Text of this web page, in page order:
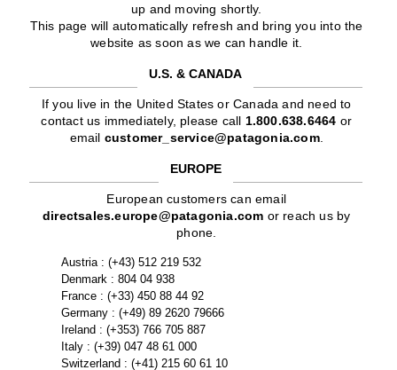
up and moving shortly.
This page will automatically refresh and bring you into the
website as soon as we can handle it.
U.S. & CANADA
If you live in the United States or Canada and need to
contact us immediately, please call 1.800.638.6464 or
email customer_service@patagonia.com.
EUROPE
European customers can email
directsales.europe@patagonia.com or reach us by
phone.
Austria : (+43) 512 219 532
Denmark : 804 04 938
France : (+33) 450 88 44 92
Germany : (+49) 89 2620 79666
Ireland : (+353) 766 705 887
Italy : (+39) 047 48 61 000
Switzerland : (+41) 215 60 61 10